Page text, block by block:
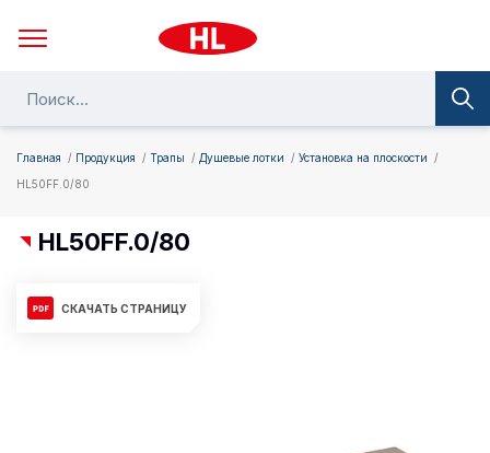
Главная Продукция Трапы Душевые лотки
Установка на плоскости
HL50FF.0/80
HL50FF.0/80
СКАЧАТЬ СТРАНИЦУ